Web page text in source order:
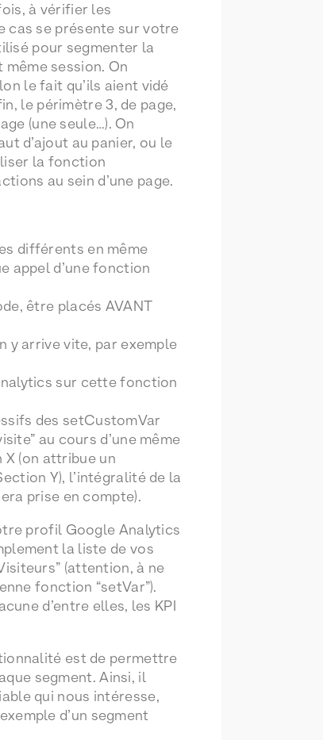
à vérifier les
cas se présente sur votre
pour segmenter la
session. On
le fait qu’ils aient vidé
le périmètre 3, de page,
(une seule…). On
d’ajout au panier, ou le
la fonction
au sein d’une page.
différents en même
appel d’une fonction
être placés AVANT
y arrive vite, par exemple
sur cette fonction
des setCustomVar
au cours d’une même
X (on attribue un
Y), l’intégralité de la
prise en compte).
profil Google Analytics
la liste de vos
(attention, à ne
fonction “setVar”).
d’entre elles, les KPI
est de permettre
segment. Ainsi, il
qui nous intéresse,
d’un segment